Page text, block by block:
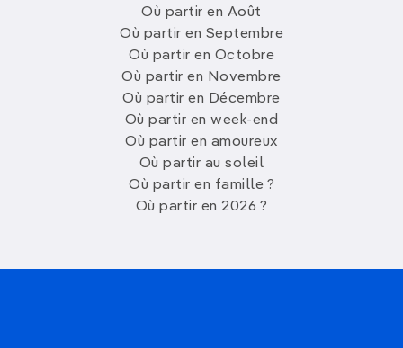
Où partir en Août
Où partir en Septembre
Où partir en Octobre
Où partir en Novembre
Où partir en Décembre
Où partir en week-end
Où partir en amoureux
Où partir au soleil
Où partir en famille ?
Où partir en 2026 ?